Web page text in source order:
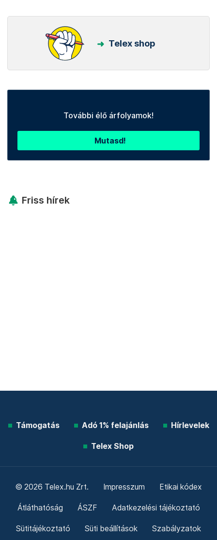
Telex shop
További élő árfolyamok!
Mutasd!
Friss hírek
Támogatás Adó 1% felajánlás Hírlevelek
Telex Shop
© 2026 Telex.hu Zrt. Impresszum Etikai kódex
Átláthatóság ÁSZF Adatkezelési tájékoztató
Sütitájékoztató Süti beállítások Szabályzatok